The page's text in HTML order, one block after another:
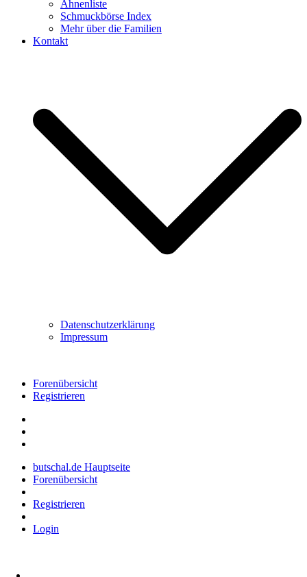
Ahnenliste
Schmuckbörse Index
Mehr über die Familien
Kontakt
Datenschutzerklärung
Impressum
Forenübersicht
Registrieren
butschal.de Hauptseite
Forenübersicht
Registrieren
Login